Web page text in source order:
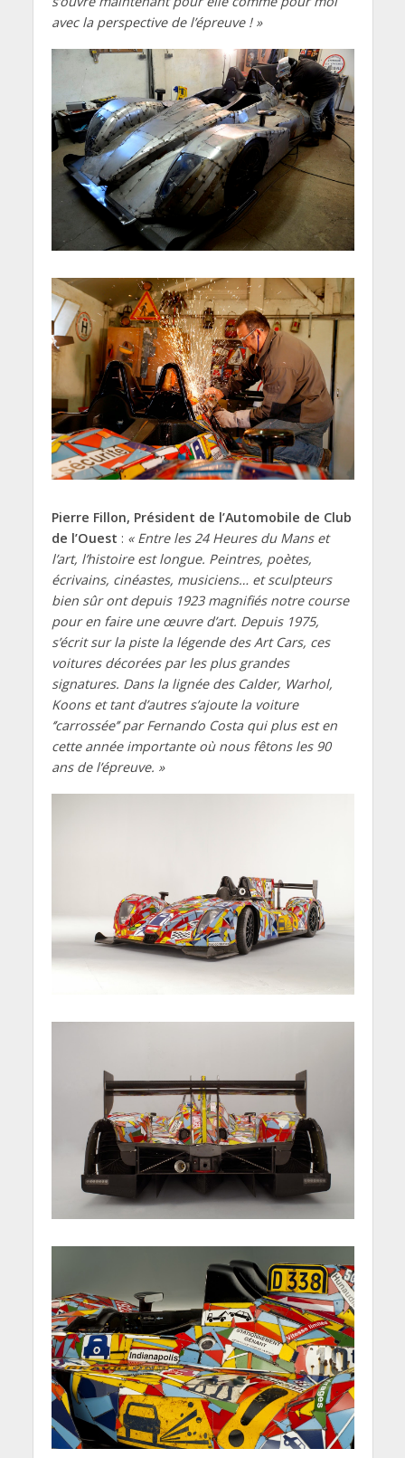
avec la perspective de l’épreuve ! »
Pierre Fillon, Président de l’Automobile de Club
de l’Ouest : « Entre les 24 Heures du Mans et
l’art, l’histoire est longue. Peintres, poètes,
écrivains, cinéastes, musiciens… et sculpteurs
bien sûr ont depuis 1923 magnifiés notre course
pour en faire une œuvre d’art. Depuis 1975,
s’écrit sur la piste la légende des Art Cars, ces
voitures décorées par les plus grandes
signatures. Dans la lignée des Calder, Warhol,
Koons et tant d’autres s’ajoute la voiture
‘’carrossée’’ par Fernando Costa qui plus est en
cette année importante où nous fêtons les 90
ans de l’épreuve. »